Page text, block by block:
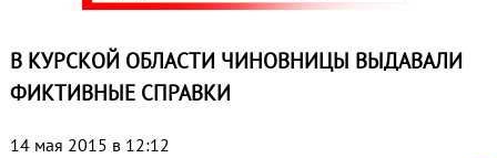
В КУРСКОЙ ОБЛАСТИ ЧИНОВНИЦЫ ВЫДАВАЛИ
ФИКТИВНЫЕ СПРАВКИ
14 мая 2015 в 12:12